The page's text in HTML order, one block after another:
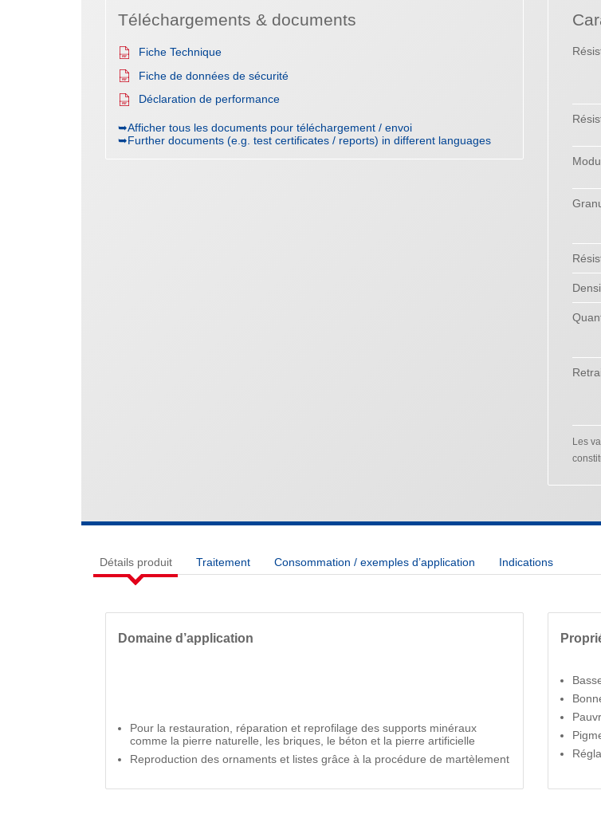
Téléchargements & documents
Fiche Technique
Fiche de données de sécurité
Déclaration de performance
➥Afficher tous les documents pour téléchargement / envoi
➥Further documents (e.g. test certificates / reports) in different languages
Les
Détails produit Traitement Consommation / exemples d’application Indications
Domaine d’application
Pour la restauration, réparation et reprofilage des supports minéraux
comme la pierre naturelle, les briques, le béton et la pierre artificielle
Reproduction des ornaments et listes grâce à la procédure de martèlement